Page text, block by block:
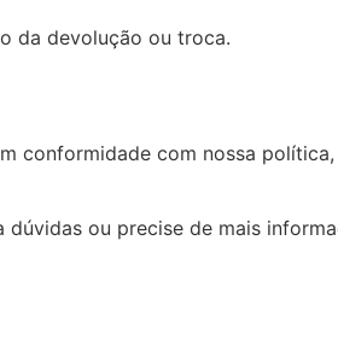
da devolução ou troca.
conformidade com nossa
ou precise de mais